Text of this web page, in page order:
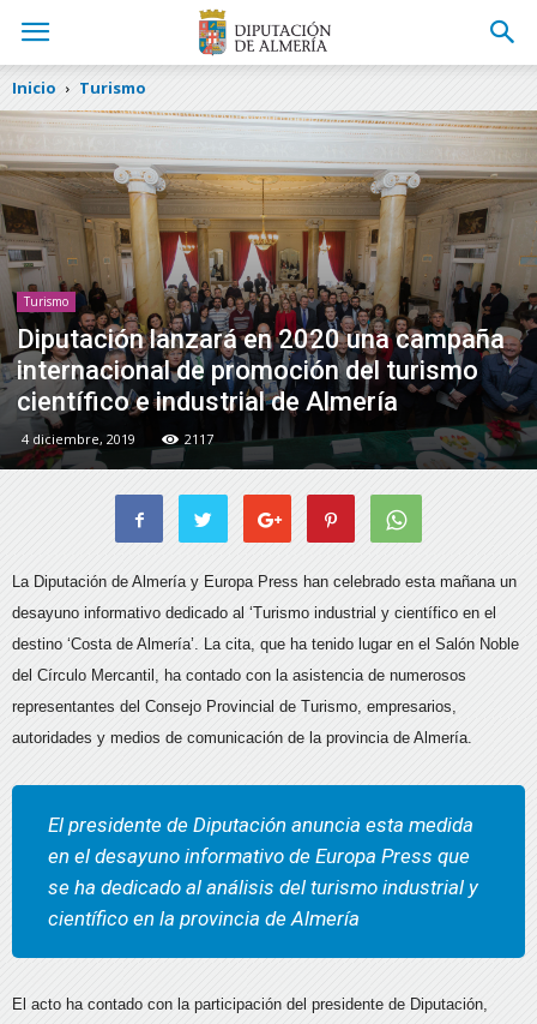
Inicio Turismo
Turismo
Diputación lanzará en 2020 una campaña
internacional de promoción del turismo
científico e industrial de Almería
4 diciembre, 2019 2117
La Diputación de Almería y Europa Press han celebrado esta mañana un
desayuno informativo dedicado al ‘Turismo industrial y científico en el
destino ‘Costa de Almería’. La cita, que ha tenido lugar en el Salón Noble
del Círculo Mercantil, ha contado con la asistencia de numerosos
representantes del Consejo Provincial de Turismo, empresarios,
autoridades y medios de comunicación de la provincia de Almería.
El presidente de Diputación anuncia esta medida
en el desayuno informativo de Europa Press que
se ha dedicado al análisis del turismo industrial y
científico en la provincia de Almería
El acto ha contado con la participación del presidente de Diputación,